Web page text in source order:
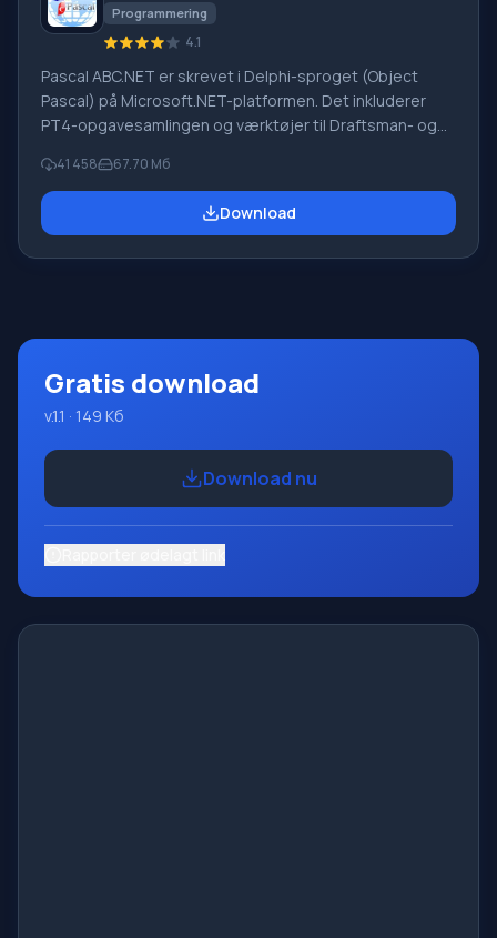
Programmering
4.1
Pascal ABC.NET er skrevet i Delphi-sproget (Object
Pascal) på Microsoft.NET-platformen. Det inkluderer
PT4-opgavesamlingen og værktøjer til Draftsman- og
lærer programmering. Hovedformålet med Pascal
ABC.NET-programmeringssystemet er at studere og
undervise i moderne programmeringssprog. Funktioner
41 458 67.70 Мб
Download
Gratis download
v.1.1 · 149 Кб
Download nu